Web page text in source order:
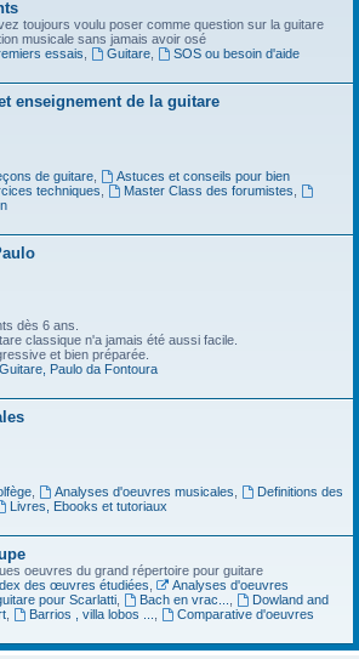
toujours voulu poser comme question sur la guitare
musicale sans jamais avoir osé
essais Guitare,
SOS ou besoin d'aide
enseignement de la guitare
de guitare,
Astuces et conseils pour bien
techniques Master Class des forumistes
dès 6 ans.
classique n'a jamais été aussi facile.
et bien préparée.
Paulo da Fontoura
, Analyses d'oeuvres musicales
Definitions des
Livres, Ebooks et tutoriaux
oeuvres du grand répertoire pour guitare
des œuvres étudiées
Analyses d'oeuvres
pour Scarlatti, Bach en vrac...
Dowland and
, Barrios , villa lobos ...
Comparative d'oeuvres